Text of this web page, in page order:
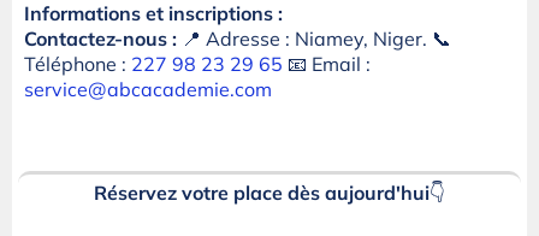
Informations et inscriptions :
Contactez-nous : 📍 Adresse : Niamey, Niger. 📞
Téléphone : 227 98 23 29 65 📧 Email :
service@abcacademie.com
Réservez votre place dès aujourd'hui👇